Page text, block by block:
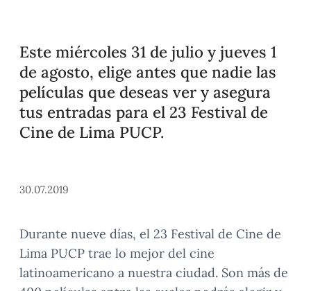
Este miércoles 31 de julio y jueves 1
de agosto, elige antes que nadie las
películas que deseas ver y asegura
tus entradas para el 23 Festival de
Cine de Lima PUCP.
30.07.2019
Durante nueve días, el 23 Festival de Cine de
Lima PUCP trae lo mejor del cine
latinoamericano a nuestra ciudad. Son más de